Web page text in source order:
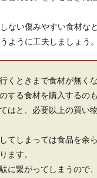
ない傷みやすい食材な
ように工夫しましょう。
くときまで食材が無く
する食材を購入するの
はと、必要以上の買い
てしまっては食品を余
ます。
に繋がってしまうので